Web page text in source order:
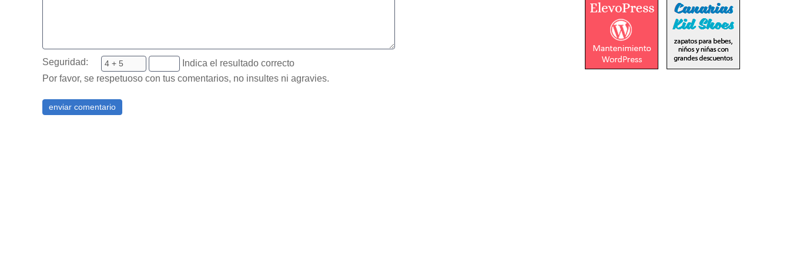
Seguridad:
Indica el resultado correcto
Por favor, se respetuoso con tus comentarios, no insultes ni agravies.